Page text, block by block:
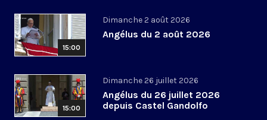
15:00
Dimanche 2 août 2026
Angélus du 2 août 2026
15:00
Dimanche 26 juillet 2026
Angélus du 26 juillet 2026
depuis Castel Gandolfo